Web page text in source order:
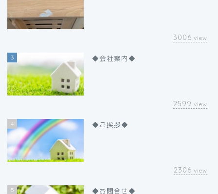
3006 view
3 ◆会社案内◆
2599 view
4 ◆ご挨拶◆
2306 view
5 ◆お問合せ◆